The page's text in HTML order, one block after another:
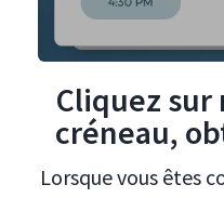
Cliquez
créneau,
Lorsque vous êtes